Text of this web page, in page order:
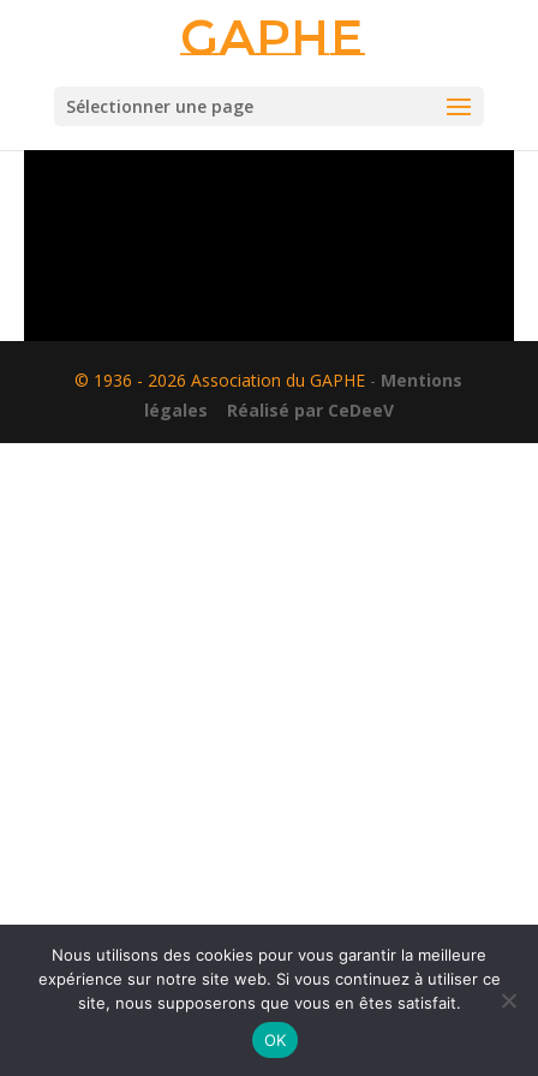
Gaphe
Sélectionner une page
© 1936 - 2026 Association du GAPHE - Mentions
légales
Réalisé par CeDeeV
Nous utilisons des cookies pour vous garantir la meilleure
expérience sur notre site web. Si vous continuez à utiliser ce
site, nous supposerons que vous en êtes satisfait.
OK